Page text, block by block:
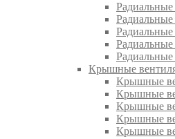
Крышные
Крышные
Крышные
Крышные
Крышные
Крышные